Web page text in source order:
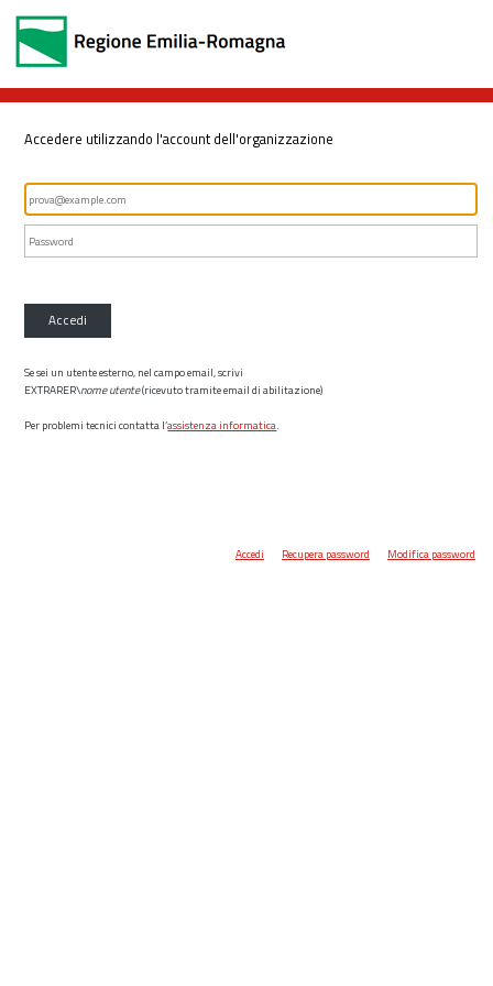
Accedere utilizzando l'account dell'organizzazione
Accedi
Se sei un utente esterno, nel campo email, scrivi
EXTRARER\nome utente(ricevuto tramite email di abilitazione)
Per problemi tecnici contatta l’assistenza informatica.
Accedi Recupera password Modifica password